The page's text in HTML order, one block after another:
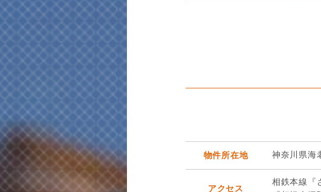
物件所在地 神奈川県海
アクセス
相鉄本線『